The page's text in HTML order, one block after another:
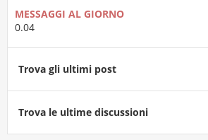
MESSAGGI AL GIORNO
0.04
Trova gli ultimi post
Trova le ultime discussioni